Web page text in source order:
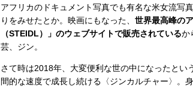
アフリカのドキュメント写真でも有名な米女流写
りをみせたとか。映画にもなった、 世界最高峰の
（STEIDL）」のウェブサイトで販売されているか
芸、ジン。
さて時は2018年、大変便利な世の中になったとい
間的な速度で成長し続ける〈ジンカルチャー〉。